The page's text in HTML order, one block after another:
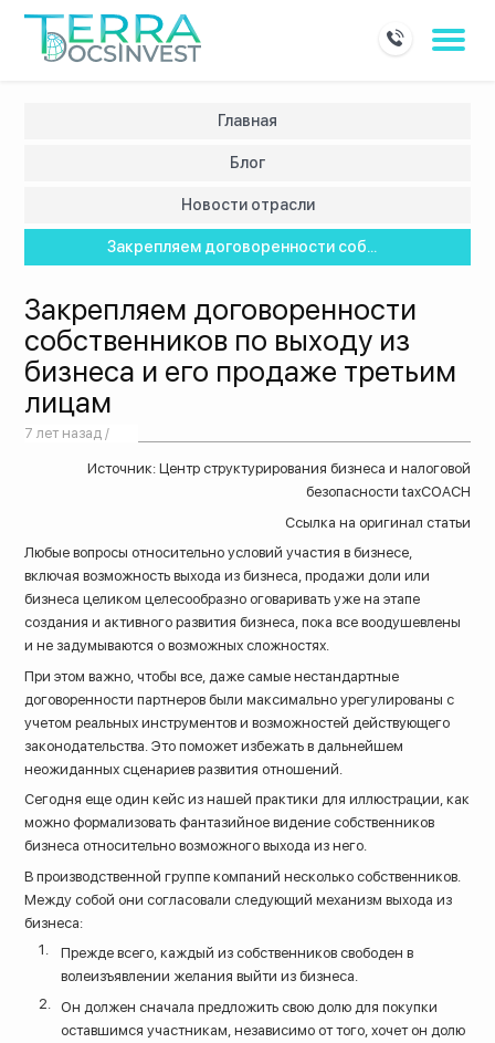
8 (800) 200-33-08
Бесплатный звонок по всей России
Главная
Блог
Новости отрасли
Закрепляем договоренности соб...
Закрепляем договоренности
собственников по выходу из
бизнеса и его продаже третьим
лицам
7 лет назад /
Источник: Центр структурирования бизнеса и налоговой
безопасности taxCOACH
Ссылка на оригинал статьи
Любые вопросы относительно условий участия в бизнесе,
включая возможность выхода из бизнеса, продажи доли или
бизнеса целиком целесообразно оговаривать уже на этапе
создания и активного развития бизнеса, пока все воодушевлены
и не задумываются о возможных сложностях.
При этом важно, чтобы все, даже самые нестандартные
договоренности партнеров были максимально урегулированы с
учетом реальных инструментов и возможностей действующего
законодательства. Это поможет избежать в дальнейшем
неожиданных сценариев развития отношений.
Сегодня еще один кейс из нашей практики для иллюстрации, как
можно формализовать фантазийное видение собственников
бизнеса относительно возможного выхода из него.
В производственной группе компаний несколько собственников.
Между собой они согласовали следующий механизм выхода из
бизнеса:
Прежде всего, каждый из собственников свободен в
волеизъявлении желания выйти из бизнеса.
Он должен сначала предложить свою долю для покупки
оставшимся участникам, независимо от того, хочет он долю